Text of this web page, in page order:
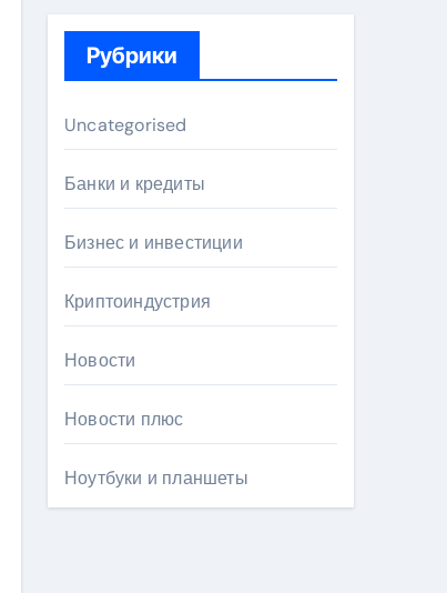
Рубрики
Uncategorised
Банки и кредиты
Бизнес и инвестиции
Криптоиндустрия
Новости
Новости плюс
Ноутбуки и планшеты